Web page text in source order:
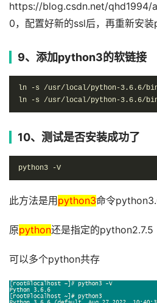
https://blog.csdn.net/qhd1994/
0，配置好新的ssl后，再重新安
9、添加python3的软链接
ln -s /usr/local/python-3.6.6/
ln -s /usr/local/python-3.6.6/
10、测试是否安装成功了
python3 -V
此方法是用 python3命令
原python还是指定的python2.7.5
可以多个python共存